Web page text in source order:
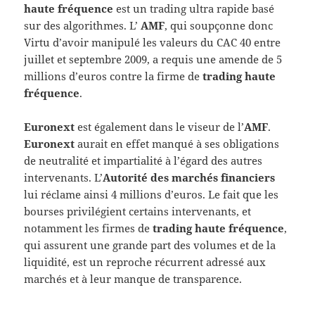
haute fréquence est un trading ultra rapide basé
sur des algorithmes. L’AMF, qui soupçonne donc
Virtu d’avoir manipulé les valeurs du CAC 40 entre
juillet et septembre 2009, a requis une amende de 5
millions d’euros contre la firme detrading haute
fréquence.
Euronext est également dans le viseur de l’AMF.
Euronext aurait en effet manqué à ses obligations
de neutralité et impartialité à l’égard des autres
intervenants. L’Autorité des marchés financiers
lui réclame ainsi 4 millions d’euros. Le fait que les
bourses privilégient certains intervenants, et
notamment les firmes detrading haute fréquence,
qui assurent une grande part des volumes et de la
liquidité, est un reproche récurrent adressé aux
marchés et à leur manque de transparence.